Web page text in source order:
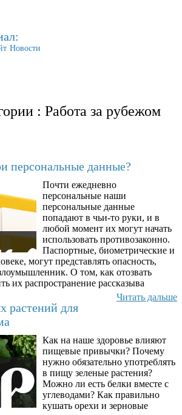
Новости
: Работа за рубежом
персональные данные?
Почти ежедневно
персональные наши
персональные данные
попадают в чьи-то руки, и в
любой момент их могут начать
использовать противозаконно.
Паспортные, биометрические и
могут представлять опасность,
О том, как отозвать
их распространение рассказыва
Читать дальше
растений для
Как на наше здоровье влияют
пищевые привычки? Почему
нужно обязательно употреблять
в пищу зеленые растения?
Можно ли есть белки вместе с
углеводами? Как правильно
кушать орехи и зерновые